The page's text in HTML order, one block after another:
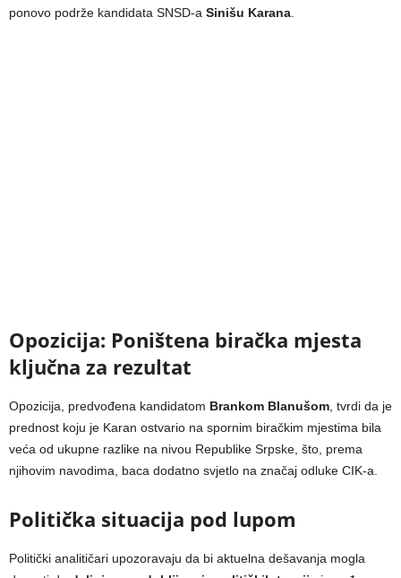
ponovo podrže kandidata SNSD-a Sinišu Karana
Opozicija: Poništena biračka mjesta
ključna za rezultat
Opozicija, predvođena kandidatom Brankom Blanušom , tvrdi da je
prednost koju je Karan ostvario na spornim biračkim mjestima bila
veća od ukupne razlike na nivou Republike Srpske, što, prema
njihovim navodima, baca dodatno svjetlo na značaj odluke CIK-a.
Politička situacija pod lupom
Politički analitičari upozoravaju da bi aktuelna dešavanja mogla